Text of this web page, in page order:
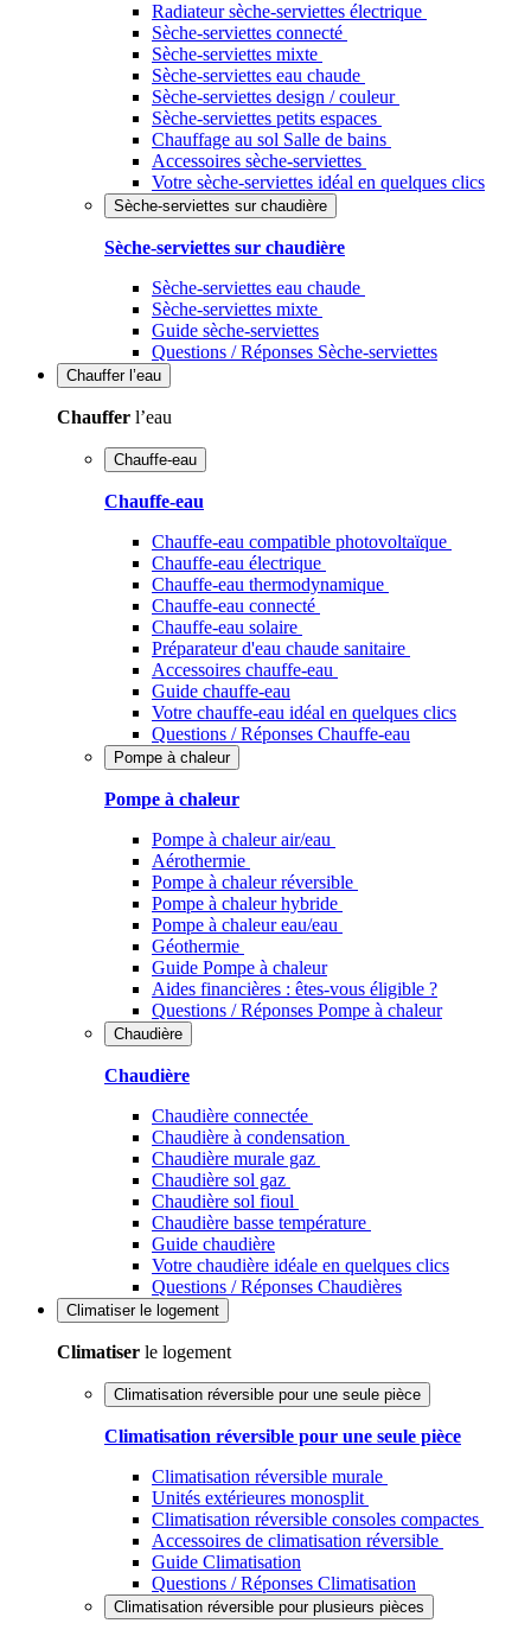
Radiateur sèche-serviettes électrique
Sèche-serviettes connecté
Sèche-serviettes mixte
Sèche-serviettes eau chaude
Sèche-serviettes design / couleur
Sèche-serviettes petits espaces
Chauffage au sol Salle de bains
Accessoires sèche-serviettes
Votre sèche-serviettes idéal en quelques clics
Sèche-serviettes sur chaudière
Sèche-serviettes sur chaudière
Sèche-serviettes eau chaude
Sèche-serviettes mixte
Guide sèche-serviettes
Questions / Réponses Sèche-serviettes
Chauffer l’eau
Chauffer l’eau
Chauffe-eau
Chauffe-eau
Chauffe-eau compatible photovoltaïque
Chauffe-eau électrique
Chauffe-eau thermodynamique
Chauffe-eau connecté
Chauffe-eau solaire
Préparateur d'eau chaude sanitaire
Accessoires chauffe-eau
Guide chauffe-eau
Votre chauffe-eau idéal en quelques clics
Questions / Réponses Chauffe-eau
Pompe à chaleur
Pompe à chaleur
Pompe à chaleur air/eau
Aérothermie
Pompe à chaleur réversible
Pompe à chaleur hybride
Pompe à chaleur​ eau/eau
Géothermie
Guide Pompe à chaleur
Aides financières : êtes-vous éligible ?
Questions / Réponses Pompe à chaleur
Chaudière
Chaudière
Chaudière connectée
Chaudière à condensation
Chaudière murale gaz
Chaudière sol gaz
Chaudière sol fioul
Chaudière basse température
Guide chaudière
Votre chaudière idéale en quelques clics
Questions / Réponses Chaudières
Climatiser le logement
Climatiser le logement
Climatisation réversible pour une seule pièce
Climatisation réversible pour une seule pièce
Climatisation réversible murale
Unités extérieures monosplit
Climatisation réversible consoles compactes
Accessoires de climatisation réversible
Guide Climatisation
Questions / Réponses Climatisation
Climatisation réversible pour plusieurs pièces